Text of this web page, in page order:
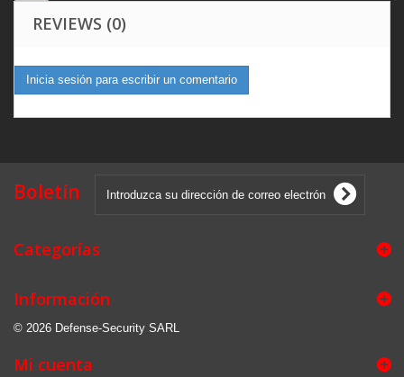
REVIEWS (0)
Inicia sesión para escribir un comentario
Boletín
Categorías
Información
© 2026 Defense-Security SARL
Mi cuenta